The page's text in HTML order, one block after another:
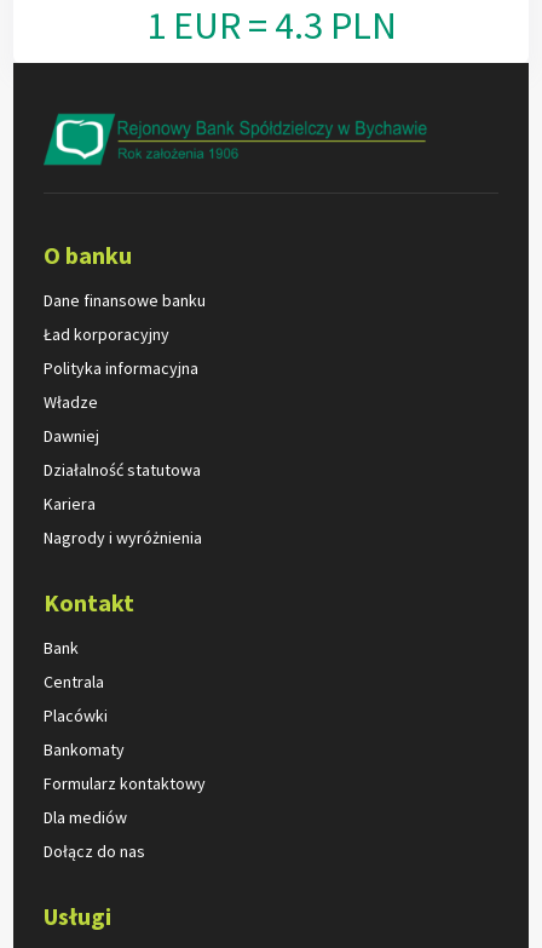
1 EUR = 4.3 PLN
O banku
Dane finansowe banku
Ład korporacyjny
Polityka informacyjna
Władze
Dawniej
Działalność statutowa
Kariera
Nagrody i wyróżnienia
Kontakt
Bank
Centrala
Placówki
Bankomaty
Formularz kontaktowy
Dla mediów
Dołącz do nas
Usługi